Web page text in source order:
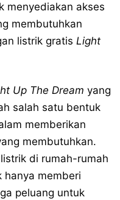
menyediakan akses
membutuhkan
listrik gratis Light
Up The Dream yang
salah satu bentuk
memberikan
membutuhkan.
di rumah-rumah
hanya memberi
peluang untuk